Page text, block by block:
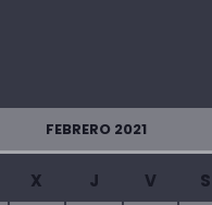
FEBRERO 2021
X J V S